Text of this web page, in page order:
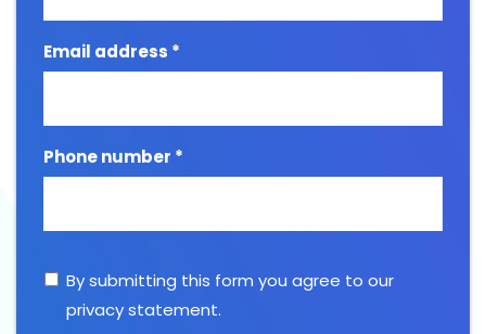
Email address *
Phone number *
By submitting this form you agree to our
privacy statement.